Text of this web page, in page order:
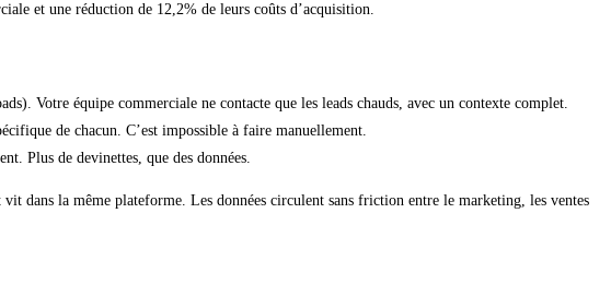
et une réduction de 12,2% de leurs coûts d’acquisition.
Votre équipe commerciale ne contacte que les leads chauds, avec un contexte complet.
de chacun. C’est impossible à faire manuellement.
Plus de devinettes, que des données.
dans la même plateforme. Les données circulent sans friction entre le marketing, les ventes